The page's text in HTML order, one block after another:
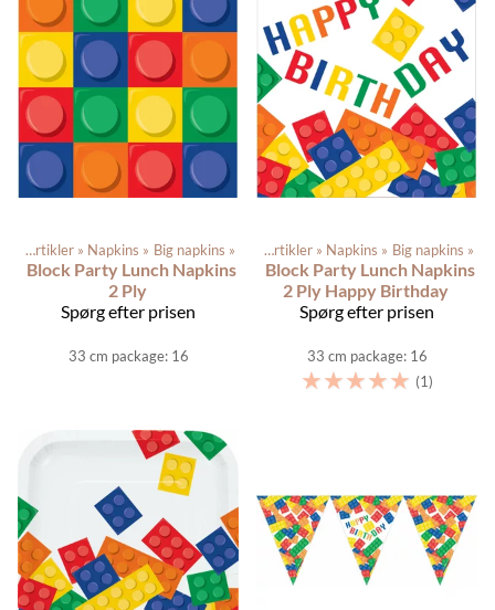
Festartikler ‪» Napkins ‪» Big napkins ‪»
Block Party Lunch Napkins
2 Ply
Spørg efter prisen
33 cm package: 16
Produkterne ‪» Festartikler ‪» Napkins ‪» Big napkins ‪»
Block Party Lunch Napkins
2 Ply Happy Birthday
Spørg efter prisen
33 cm package: 16
☆☆☆☆☆ (1)